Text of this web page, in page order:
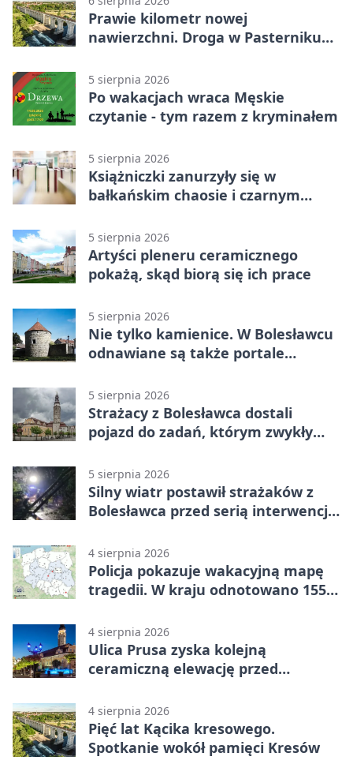
Prawie kilometr nowej
nawierzchni. Droga w Pasterniku
5 sierpnia 2026
Po wakacjach wraca Męskie
czytanie - tym razem z kryminałem
5 sierpnia 2026
Książniczki zanurzyły się w
bałkańskim chaosie i czarnym
5 sierpnia 2026
Artyści pleneru ceramicznego
pokażą, skąd biorą się ich prace
5 sierpnia 2026
Nie tylko kamienice. W Bolesławcu
odnawiane są także portale
5 sierpnia 2026
Strażacy z Bolesławca dostali
pojazd do zadań, którym zwykły
5 sierpnia 2026
Silny wiatr postawił strażaków z
Bolesławca przed serią interwencji -
4 sierpnia 2026
Policja pokazuje wakacyjną mapę
tragedii. W kraju odnotowano 155
4 sierpnia 2026
Ulica Prusa zyska kolejną
ceramiczną elewację przed
4 sierpnia 2026
Pięć lat Kącika kresowego.
Spotkanie wokół pamięci Kresów